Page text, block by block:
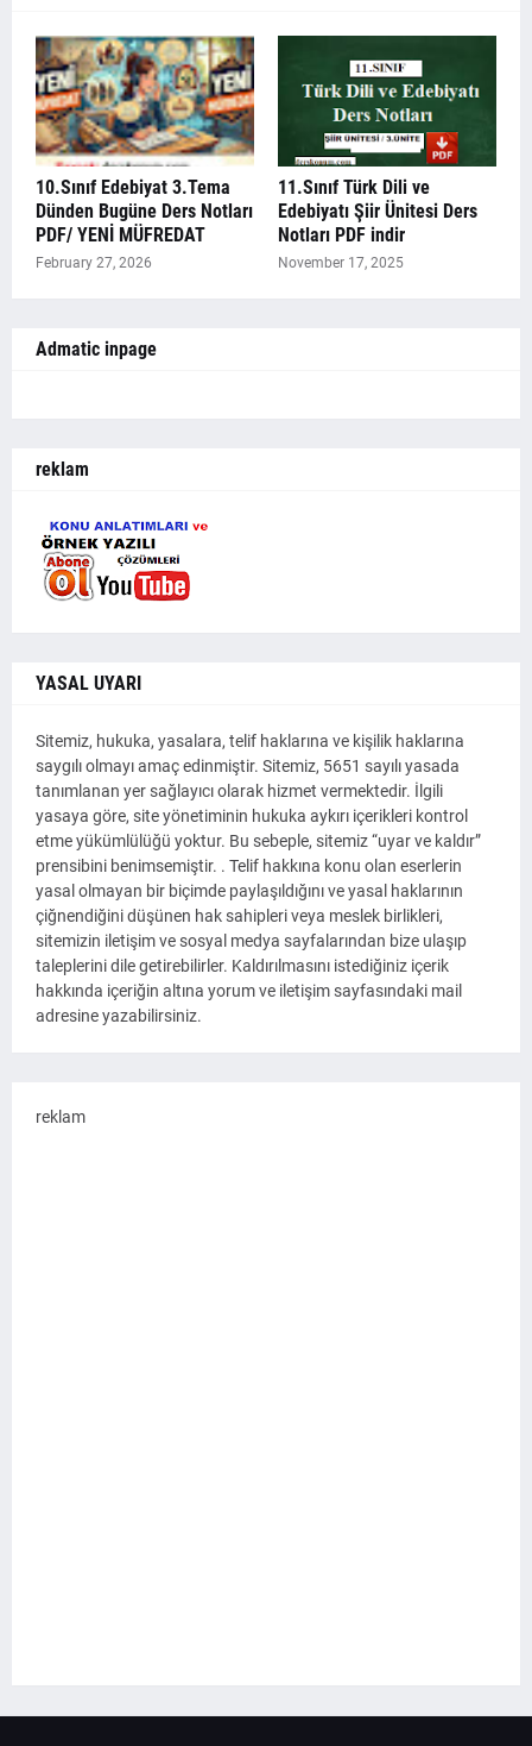
10.Sınıf Edebiyat 3.Tema
Dünden Bugüne Ders Notları
PDF/ YENİ MÜFREDAT
February 27, 2026
11.Sınıf Türk Dili ve
Edebiyatı Şiir Ünitesi Ders
Notları PDF indir
November 17, 2025
Admatic inpage
reklam
YASAL UYARI
Sitemiz, hukuka, yasalara, telif haklarına ve kişilik haklarına
saygılı olmayı amaç edinmiştir. Sitemiz, 5651 sayılı yasada
tanımlanan yer sağlayıcı olarak hizmet vermektedir. İlgili
yasaya göre, site yönetiminin hukuka aykırı içerikleri kontrol
etme yükümlülüğü yoktur. Bu sebeple, sitemiz “uyar ve kaldır”
prensibini benimsemiştir. . Telif hakkına konu olan eserlerin
yasal olmayan bir biçimde paylaşıldığını ve yasal haklarının
çiğnendiğini düşünen hak sahipleri veya meslek birlikleri,
sitemizin iletişim ve sosyal medya sayfalarından bize ulaşıp
taleplerini dile getirebilirler. Kaldırılmasını istediğiniz içerik
hakkında içeriğin altına yorum ve iletişim sayfasındaki mail
adresine yazabilirsiniz.
reklam